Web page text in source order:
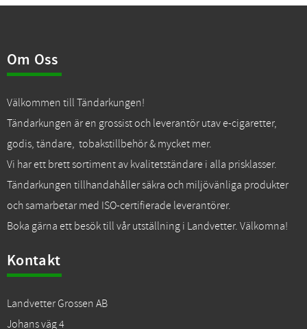
Om Oss
Välkommen till Tändarkungen!
Tändarkungen är en grossist och leverantör utav e-cigaretter,
godis, tändare, tobakstillbehör & mycket mer.
Vi har ett brett sortiment av kvalitetständare i alla prisklasser.
Tändarkungen tillhandahåller säkra och miljövänliga produkter
och samarbetar med ISO-certifierade leverantörer.
Boka gärna ett besök till vår utställning i Landvetter. Välkomna!
Kontakt
Landvetter Grossen AB
Johans väg 4